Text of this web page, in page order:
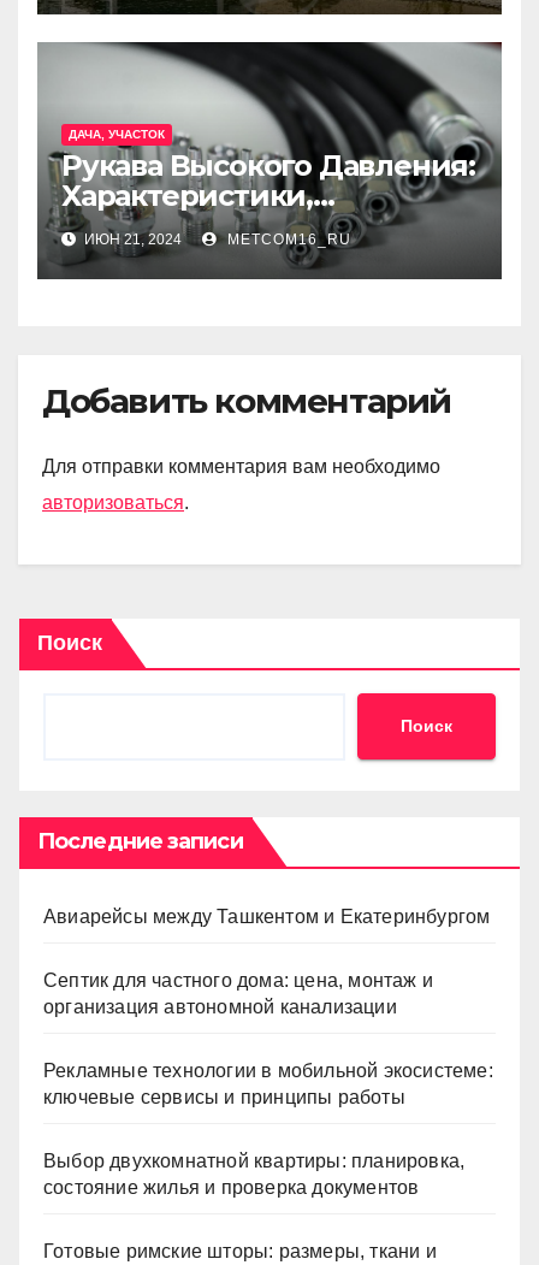
ДАЧА, УЧАСТОК
Рукава Высокого Давления:
Характеристики,
Применение и Технологии
Производства
ИЮН 21, 2024 METCOM16_RU
Добавить комментарий
Для отправки комментария вам необходимо
авторизоваться.
Поиск
Поиск
Последние записи
Авиарейсы между Ташкентом и Екатеринбургом
Септик для частного дома: цена, монтаж и
организация автономной канализации
Рекламные технологии в мобильной экосистеме:
ключевые сервисы и принципы работы
Выбор двухкомнатной квартиры: планировка,
состояние жилья и проверка документов
Готовые римские шторы: размеры, ткани и